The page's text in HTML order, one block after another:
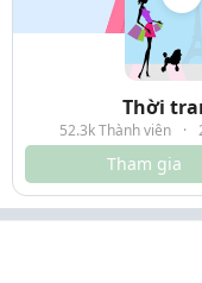
Thời
52.3k Thành viên ·
Tham gia